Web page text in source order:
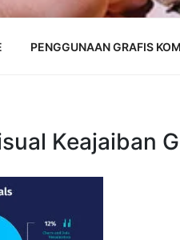
PENGGUNAAN GRAFIS
Keajaiban